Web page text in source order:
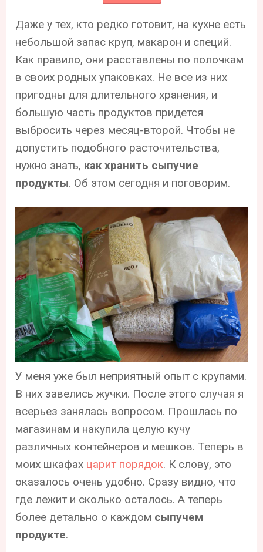
Даже у тех, кто редко готовит, на кухне есть
небольшой запас круп, макарон и специй.
Как правило, они расставлены по полочкам
в своих родных упаковках. Не все из них
пригодны для длительного хранения, и
большую часть продуктов придется
выбросить через месяц-второй. Чтобы не
допустить подобного расточительства,
нужно знать, как хранить сыпучие
продукты. Об этом сегодня и поговорим.
У меня уже был неприятный опыт с крупами.
В них завелись жучки. После этого случая я
всерьез занялась вопросом. Прошлась по
магазинам и накупила целую кучу
различных контейнеров и мешков. Теперь в
моих шкафах царит порядок. К слову, это
оказалось очень удобно. Сразу видно, что
где лежит и сколько осталось. А теперь
более детально о каждом сыпучем
продукте.